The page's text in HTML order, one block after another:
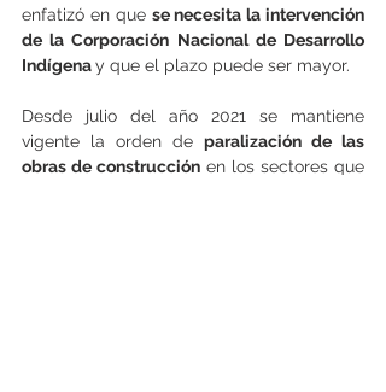
enfatizó en que se necesita la intervención
de la Corporación Nacional de Desarrollo
Indígena y que el plazo puede ser mayor.
Desde julio del año 2021 se mantiene
vigente la orden de paralización de las
obras de construcción en los sectores que